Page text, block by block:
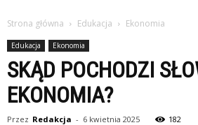
Strona główna Edukacja Ekonomia
Edukacja Ekonomia
SKĄD POCHODZI
EKONOMIA?
Przez Redakcja - 6 kwietnia 2025 182